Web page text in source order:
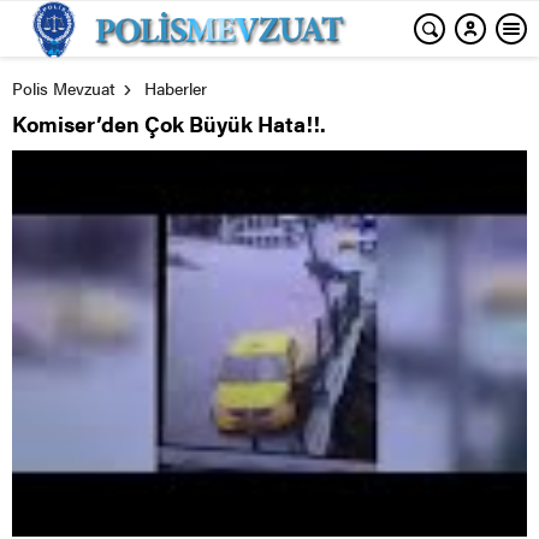
Polis Mevzuat Haberler
Komiser’den Çok Büyük Hata!!.